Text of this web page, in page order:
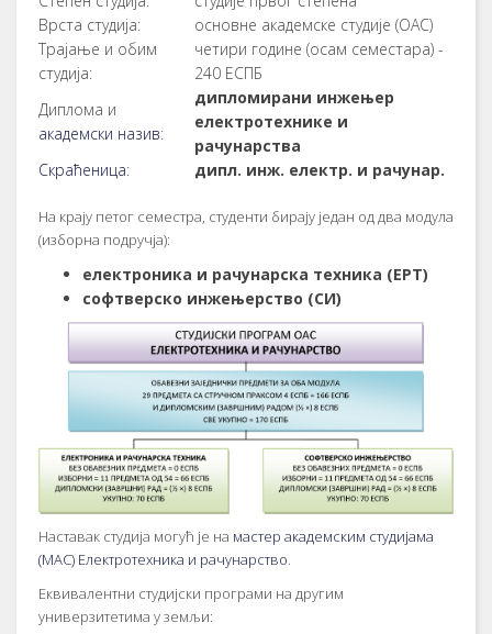
Врста студија:
основне академске студије (ОАС)
Трајање и обим
студија:
четири године (осам семестара) -
240 ЕСПБ
Диплома и
академски назив:
дипломирани инжењер
електротехнике и
рачунарства
Скраћеница: дипл. инж. електр. и рачунар.
На крају петог семестра, студенти бирају један од два модула
(изборна подручја):
електроника и рачунарска техника (ЕРТ)
софтверско инжењерство (СИ)
Наставак студија могућ је на мастер академским студијама
(МАС) Електротехника и рачунарство.
Еквивалентни студијски програми на другим
универзитетима у земљи: